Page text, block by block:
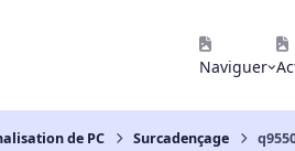
Naviguer
de PC Surcadençage